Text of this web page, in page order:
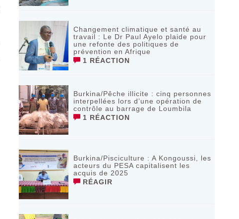
Changement climatique et santé au
travail : Le Dr Paul Ayelo plaide pour
une refonte des politiques de
prévention en Afrique
1 RÉACTION
Burkina/Pêche illicite : cinq personnes
interpellées lors d’une opération de
contrôle au barrage de Loumbila
1 RÉACTION
Burkina/Pisciculture : A Kongoussi, les
acteurs du PESA capitalisent les
acquis de 2025
RÉAGIR